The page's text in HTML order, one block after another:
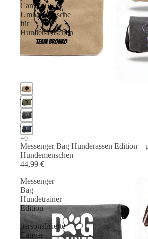
Canvas
Umhängetasche
für
Hundemenschen
Messenger Bag Hunderassen Edition –
Hundemenschen
44,99 €
Messenger
Bag
Hundetrainer
Edition
–
personalisierte
Canvas